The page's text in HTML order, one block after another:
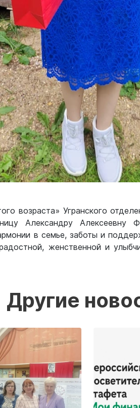
возраста» Угранского
Александру
в семье, заботы и
женственной и
Другие